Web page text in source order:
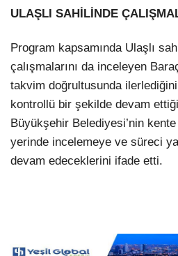
ULAŞLI SAHİLİNDE
Program kapsamında Ulaşlı
çalışmalarını da inceleyen
takvim doğrultusunda
kontrollü bir şekilde devam
Büyükşehir Belediyesi’nin kente
yerinde incelemeye ve süreci
devam edeceklerini ifade etti.